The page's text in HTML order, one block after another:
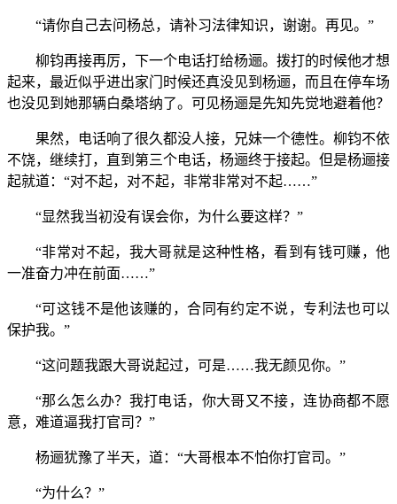
“请你自己去问杨总，请补习法律知识，谢谢。再见。”
柳钧再接再厉，下一个电话打给杨逦。拨打的时候他才想
起来，最近似乎进出家门时候还真没见到杨逦，而且在停车场
也没见到她那辆白桑塔纳了。可见杨逦是先知先觉地避着他？
果然，电话响了很久都没人接，兄妹一个德性。柳钧不依
不饶，继续打，直到第三个电话，杨逦终于接起。但是杨逦接
起就道：“对不起，对不起，非常非常对不起……”
“显然我当初没有误会你，为什么要这样？”
“非常对不起，我大哥就是这种性格，看到有钱可赚，他
一准奋力冲在前面……”
“可这钱不是他该赚的，合同有约定不说，专利法也可以
保护我。”
“这问题我跟大哥说起过，可是……我无颜见你。”
“那么怎么办？我打电话，你大哥又不接，连协商都不愿
意，难道逼我打官司？”
杨逦犹豫了半天，道：“大哥根本不怕你打官司。”
“为什么？”